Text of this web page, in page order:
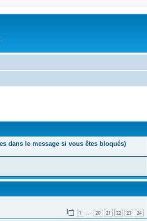
dans le message si vous êtes bloqués)
1 20 21 22 23 24